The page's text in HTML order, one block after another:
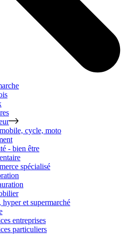
cycle, moto
- bien être
spécialisé
et supermarché
entreprises
particuliers